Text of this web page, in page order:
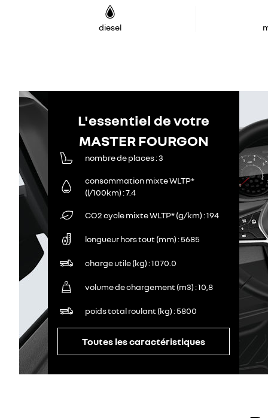
diesel
L'essentiel de votre
MASTER FOURGON
nombre de places 3
consommation mixte WLTP*
(l/100km) 7.4
CO2 cycle mixte WLTP* (g/km) 194
longueur hors tout (mm) 5685
charge utile (kg) 1070.0
volume de chargement (m3) 10,8
poids total roulant (kg) 5800
Toutes les caractéristiques